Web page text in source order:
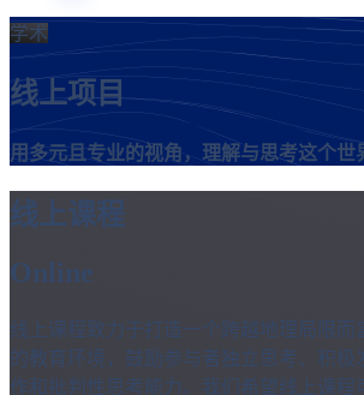
学术
线上项目
用多元且专业的视角，理解与思考这个世
线上课程
Online
线上课程致力于打造一个跨越地理局限而
的教育环境，鼓励参与者独立思考、积极
作和批判性思考能力。我们希望线上课程